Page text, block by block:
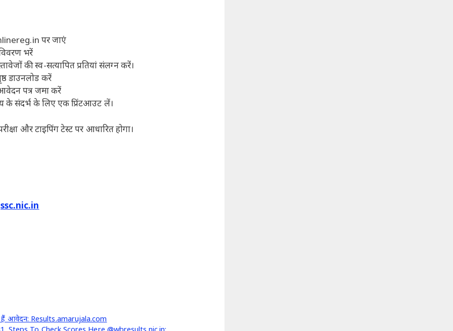
पर जाएं
भरें
की स्व-सत्यापित प्रतियां संलग्न करें।
डाउनलोड करें
पत्र जमा करें
के संदर्भ के लिए एक प्रिंटआउट लें।
और टाइपिंग टेस्ट पर आधारित होगा।
हैं आवेदन: Results.amarujala.com